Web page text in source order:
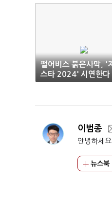
펄어비스 붉은사막, '
스타 2024' 시연한다
이범종
안녕하세
뉴스북